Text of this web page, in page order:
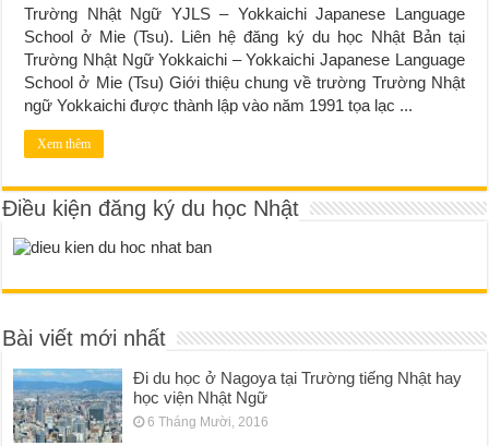
Trường Nhật Ngữ YJLS – Yokkaichi Japanese Language
School ở Mie (Tsu). Liên hệ đăng ký du học Nhật Bản tại
Trường Nhật Ngữ Yokkaichi – Yokkaichi Japanese Language
School ở Mie (Tsu) Giới thiệu chung về trường Trường Nhật
ngữ Yokkaichi được thành lập vào năm 1991 tọa lạc ...
Xem thêm
Điều kiện đăng ký du học Nhật
Bài viết mới nhất
Đi du học ở Nagoya tại Trường tiếng Nhật hay
học viện Nhật Ngữ
6 Tháng Mười, 2016